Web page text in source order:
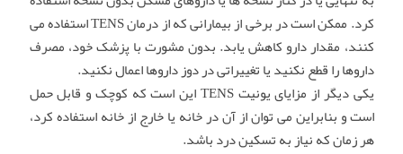
کرد. ممکن است در برخی از بیمارانی که از درمان TENS استفاده می
کنند، مقدار دارو کاهش یابد. بدون مشورت با پزشک خود، مصرف
داروها را قطع نکنید یا تغییراتی در دوز داروها اعمال نکنید.
یکی دیگر از مزایای یونیت TENS این است که کوچک و قابل حمل
است و بنابراین می توان از آن در خانه یا خارج از خانه استفاده کرد،
هر زمان که نیاز به تسکین درد باشد.